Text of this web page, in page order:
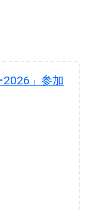
2026」参加